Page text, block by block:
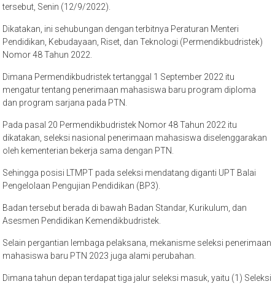
tersebut, Senin (12/9/2022).
Dikatakan, ini sehubungan dengan terbitnya Peraturan Menteri
Pendidikan, Kebudayaan, Riset, dan Teknologi (Permendikbudristek)
Nomor 48 Tahun 2022.
Dimana Permendikbudristek tertanggal 1 September 2022 itu
mengatur tentang penerimaan mahasiswa baru program diploma
dan program sarjana pada PTN.
Pada pasal 20 Permendikbudristek Nomor 48 Tahun 2022 itu
dikatakan, seleksi nasional penerimaan mahasiswa diselenggarakan
oleh kementerian bekerja sama dengan PTN.
Sehingga posisi LTMPT pada seleksi mendatang diganti UPT Balai
Pengelolaan Pengujian Pendidikan (BP3).
Badan tersebut berada di bawah Badan Standar, Kurikulum, dan
Asesmen Pendidikan Kemendikbudristek.
Selain pergantian lembaga pelaksana, mekanisme seleksi penerimaan
mahasiswa baru PTN 2023 juga alami perubahan.
Dimana tahun depan terdapat tiga jalur seleksi masuk, yaitu (1) Seleksi